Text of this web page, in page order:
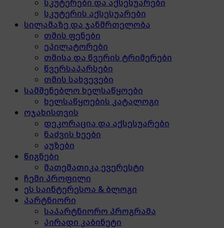
სკუტერები და აქსესუარები
სკუტერის აქსესუარები
სილამაზე და ჯანმრთელობა
თმის ფენები
ეპილატორები
თმისა და წვერის ტრიმერები
წვერსაპარსები
თმის სახვევები
სამშენებლო ხელსაწყოები
ხელსაწყოების კატალოგი
ოჯახისთვის
დეკორაცია და აქსესუარები
ნაძვის ხეები
აუზები
წიგნები
მათემათიკა ევერესტი
ჩემი პროფილი
ეს საინტერესოა & ბლოგი
პარტნიორი
საპარტნიორო პროგრამა
პირადი კაბინეტი